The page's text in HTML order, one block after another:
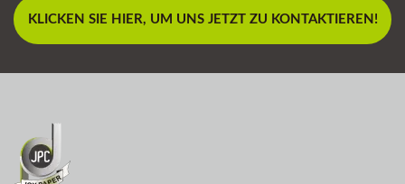
KLICKEN SIE HIER, UM UNS JETZT ZU KONTAKTIEREN!